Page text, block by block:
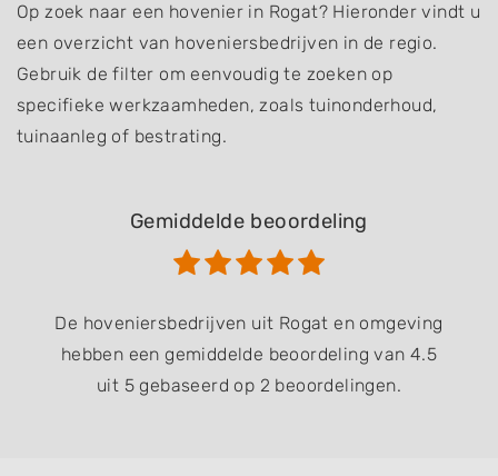
Op zoek naar een hovenier in Rogat? Hieronder vindt u
een overzicht van hoveniersbedrijven in de regio.
Gebruik de filter om eenvoudig te zoeken op
specifieke werkzaamheden, zoals tuinonderhoud,
tuinaanleg of bestrating.
Gemiddelde beoordeling
De hoveniersbedrijven uit Rogat en omgeving
hebben een gemiddelde beoordeling van 4.5
uit 5 gebaseerd op 2 beoordelingen.